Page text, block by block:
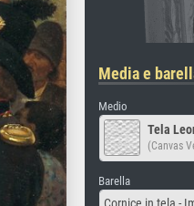
Media e
Medio
Tela
(Canvas
Barella